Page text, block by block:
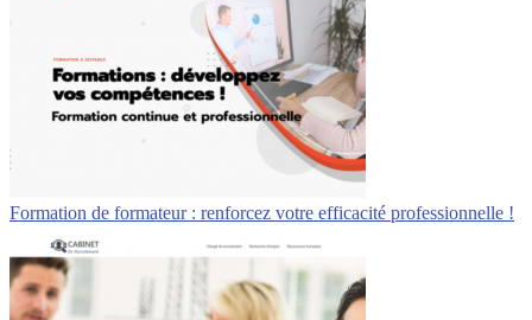
Formation de formateur : renforcez votre efficacité professionnelle !